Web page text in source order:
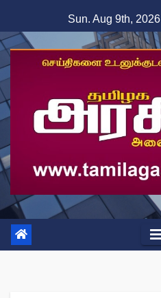
to
content
Sun. Aug 9th, 2026